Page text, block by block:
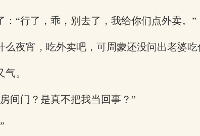
：“行了，乖，别去了，我给你们点外卖。”
夜宵，吃外卖吧，可周蒙还没问出老婆吃
。
间门？是真不把我当回事？”